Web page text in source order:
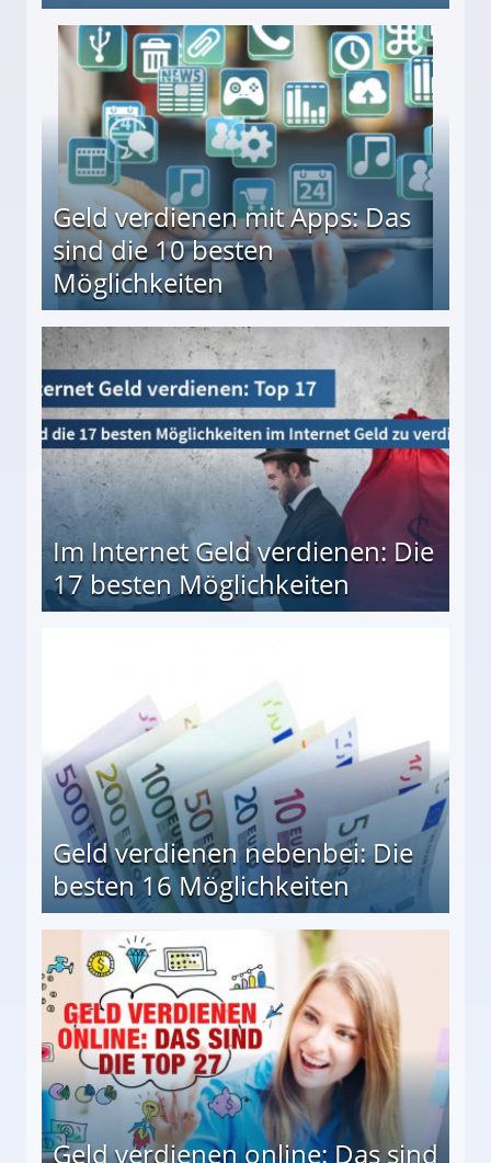
↻ Täglich neue Produkttests
Geld verdienen mit Apps: Das
sind die 10 besten
Möglichkeiten
besten Möglichkeiten
Im Internet Geld verdienen: Die
17 besten Möglichkeiten
Geld verdienen nebenbei: Die
besten 16 Möglichkeiten
Geld verdienen online: Das sind